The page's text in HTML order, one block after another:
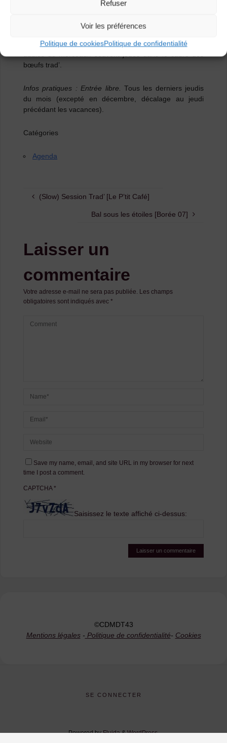
Refuser
Voir les préférences
Politique de cookiesPolitique de confidentialité
écrire à cdmdt43.mail@gmail.com pour avoir quelques
audios de morceaux souvent joués dans le cadre des
bœufs trad’.
Infos pratiques : Entrée libre. Tous les derniers jeudis
du mois (excepté en décembre, décalage au jeudi
précédant les vacances).
Catégories
Agenda
(Slow) Session Trad’ [Le P’tit Café]
Bal sous les étoiles [Borée 07]
Laisser un
commentaire
Votre adresse e-mail ne sera pas publiée. Les champs
obligatoires sont indiqués avec *
Save my name, email, and site URL in my browser for next
time I post a comment.
CAPTCHA*
Saisissez le texte affiché ci-dessus:
©CDMDT43
Mentions légales- Politique de confidentialité- Cookies
SE CONNECTER
Powered byFluida&WordPress.